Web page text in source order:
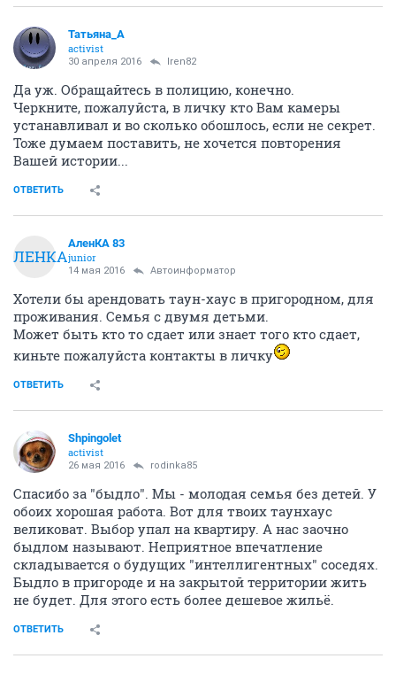
Татьяна_А
activist
30 апреля 2016 Iren82
Да уж. Обращайтесь в полицию, конечно.
Черкните, пожалуйста, в личку кто Вам камеры
устанавливал и во сколько обошлось, если не секрет.
Тоже думаем поставить, не хочется повторения
Вашей истории...
ОТВЕТИТЬ
АЛЕНКА
АленКА 83
junior
14 мая 2016 Автоинформатор
Хотели бы арендовать таун-хаус в пригородном, для
проживания. Семья с двумя детьми.
Может быть кто то сдает или знает того кто сдает,
киньте пожалуйста контакты в личку
ОТВЕТИТЬ
Shpingolet
activist
26 мая 2016 rodinka85
Спасибо за "быдло". Мы - молодая семья без детей. У
обоих хорошая работа. Вот для твоих таунхаус
великоват. Выбор упал на квартиру. А нас заочно
быдлом называют. Неприятное впечатление
складывается о будущих "интеллигентных" соседях.
Быдло в пригороде и на закрытой территории жить
не будет. Для этого есть более дешевое жильё.
ОТВЕТИТЬ